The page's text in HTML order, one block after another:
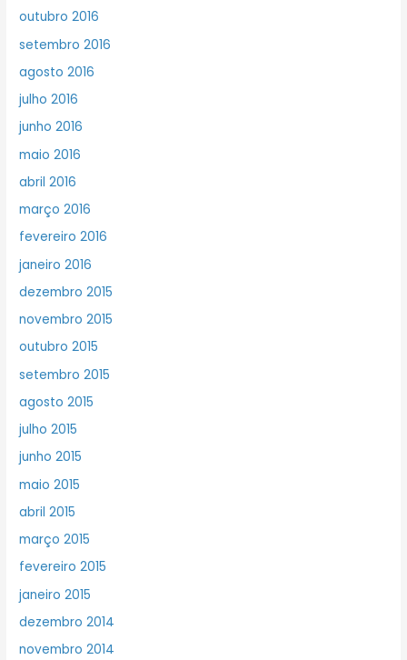
outubro 2016
setembro 2016
agosto 2016
julho 2016
junho 2016
maio 2016
abril 2016
março 2016
fevereiro 2016
janeiro 2016
dezembro 2015
novembro 2015
outubro 2015
setembro 2015
agosto 2015
julho 2015
junho 2015
maio 2015
abril 2015
março 2015
fevereiro 2015
janeiro 2015
dezembro 2014
novembro 2014